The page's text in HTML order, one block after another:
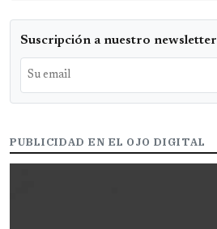
Suscripción a nuestro newsletter
PUBLICIDAD EN EL OJO DIGITAL